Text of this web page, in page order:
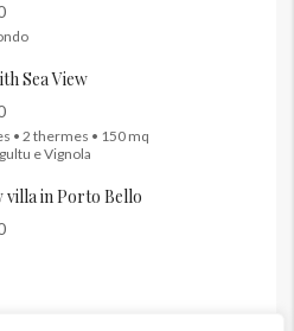
Sea View
• 2 thermes • 150 mq
e Vignola
villa in Porto Bello